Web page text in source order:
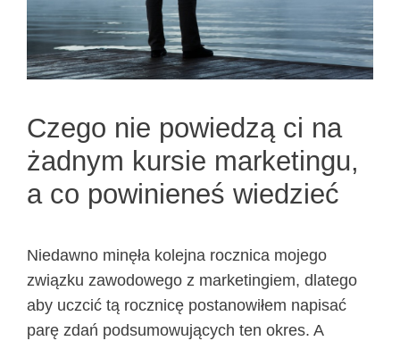
Czego nie powiedzą ci na
żadnym kursie marketingu,
a co powinieneś wiedzieć
Niedawno minęła kolejna rocznica mojego
związku zawodowego z marketingiem, dlatego
aby uczcić tą rocznicę postanowiłem napisać
parę zdań podsumowujących ten okres. A